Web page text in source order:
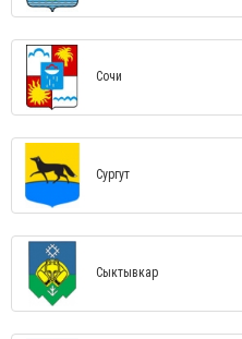
Сочи
Сургут
Сыктывкар